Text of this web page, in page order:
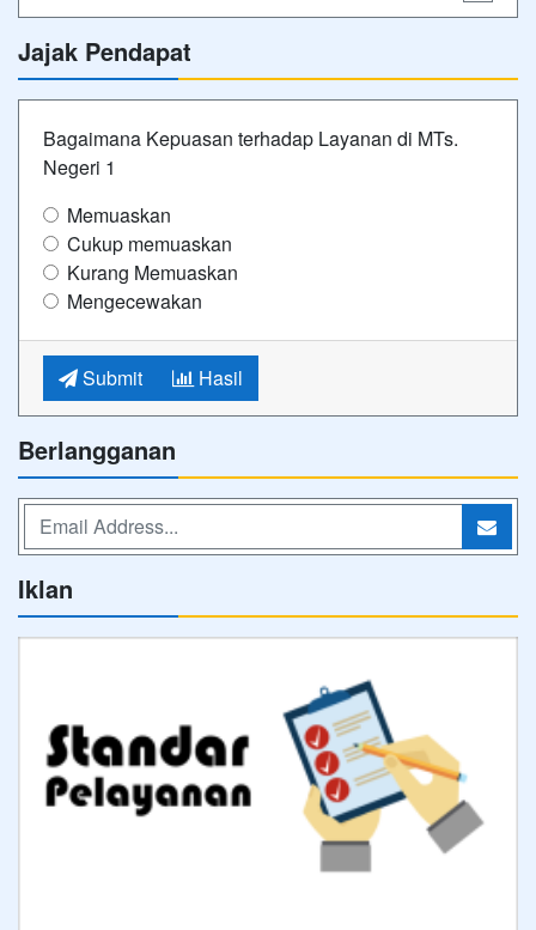
Jajak Pendapat
Bagaimana Kepuasan terhadap Layanan di MTs.
Negeri 1
Memuaskan
Cukup memuaskan
Kurang Memuaskan
Mengecewakan
Submit Hasil
Berlangganan
Iklan